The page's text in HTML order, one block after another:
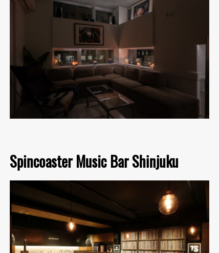
Spincoaster Music Bar Shinjuku